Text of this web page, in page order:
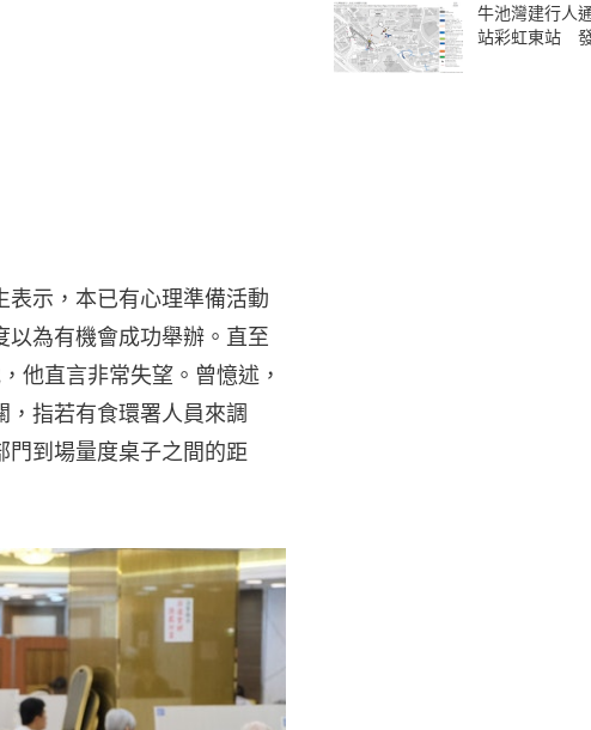
表示，本已有心理準備活動
以為有機會成功舉辦。直至
他直言非常失望。曾憶述，
指若有食環署人員來調
門到場量度桌子之間的距
牛池灣建行人
站彩虹東站